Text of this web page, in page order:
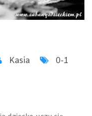
Kasia 0-1